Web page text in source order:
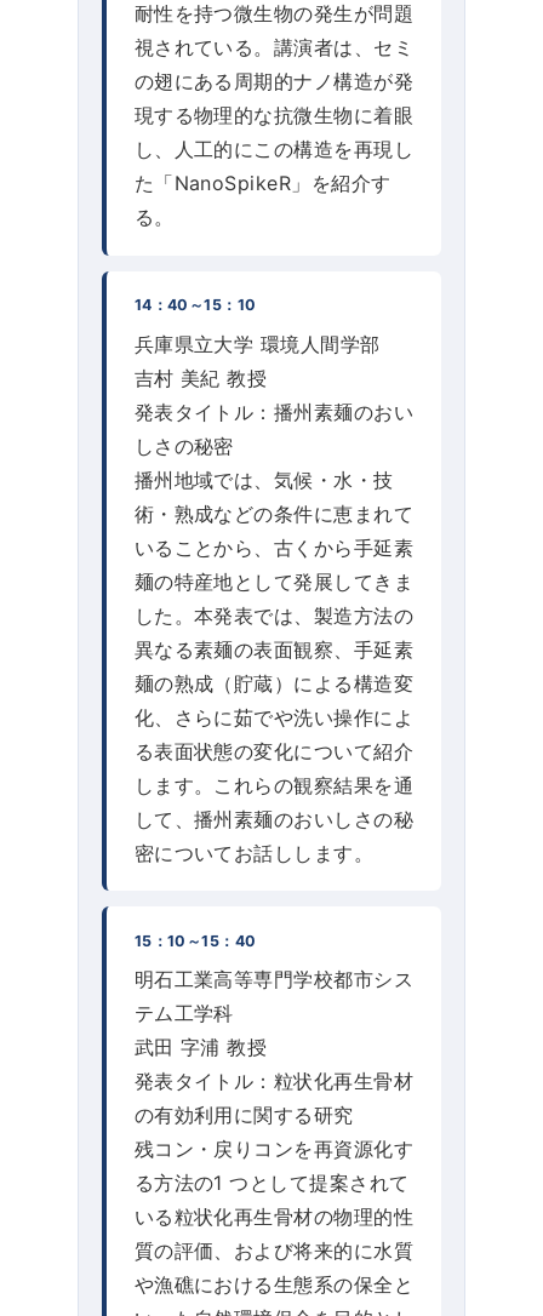
耐性を持つ微生物の発生が問題
視されている。講演者は、セミ
の翅にある周期的ナノ構造が発
現する物理的な抗微生物に着眼
し、人工的にこの構造を再現し
た「NanoSpikeR」を紹介す
る。
14：40～15：10
兵庫県立大学 環境人間学部
吉村 美紀 教授
発表タイトル：播州素麺のおい
しさの秘密
播州地域では、気候・水・技
術・熟成などの条件に恵まれて
いることから、古くから手延素
麺の特産地として発展してきま
した。本発表では、製造方法の
異なる素麺の表面観察、手延素
麺の熟成（貯蔵）による構造変
化、さらに茹でや洗い操作によ
る表面状態の変化について紹介
します。これらの観察結果を通
して、播州素麺のおいしさの秘
密についてお話しします。
15：10～15：40
明石工業高等専門学校都市シス
テム工学科
武田 字浦 教授
発表タイトル：粒状化再生骨材
の有効利用に関する研究
残コン・戻りコンを再資源化す
る方法の1 つとして提案されて
いる粒状化再生骨材の物理的性
質の評価、および将来的に水質
や漁礁における生態系の保全と